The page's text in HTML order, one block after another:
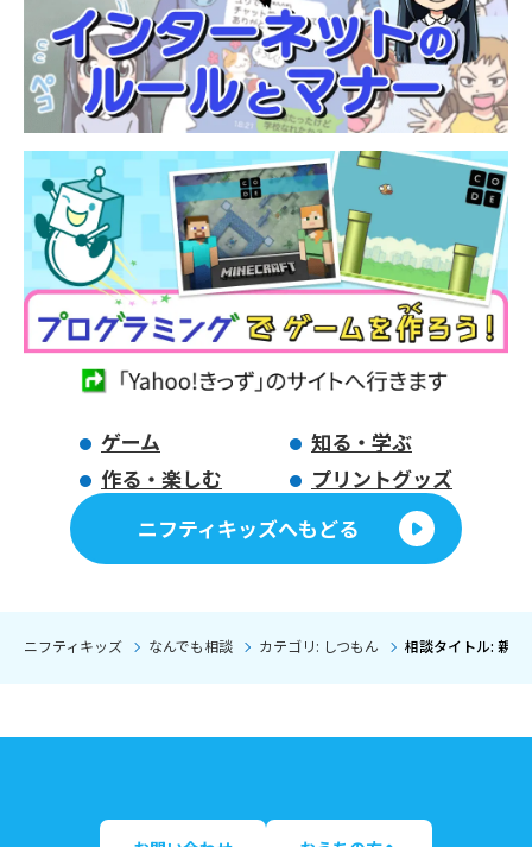
ゲーム
知る・学ぶ
作る・楽しむ
プリントグッズ
ニフティキッズへもどる
ニフティキッズ なんでも相談 カテゴリ: しつもん 相談タイトル: 親